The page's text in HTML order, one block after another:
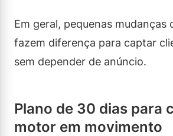
Em geral, pequenas mudanças
fazem diferença para captar
sem depender de anúncio.
Plano de 30 dias para
motor em movimento